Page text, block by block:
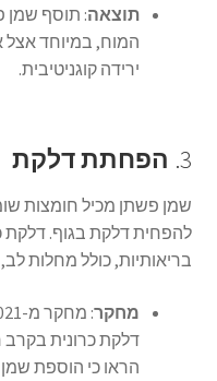
תוצאה: תוסף שמן
המוח, במיוחד אצל
ירידה קוגניטיבית.
3. הפחתת דלקת
להפחית דלקת בגוף. דלקת
בריאותיות, כולל מחלות לב, סכרת סוג 2,
מחקר
הראו כי הוספת